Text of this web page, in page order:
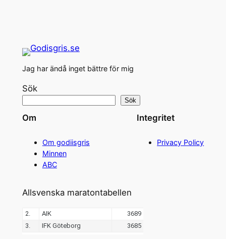
Jag har ändå inget bättre för mig
Sök
Sök
Om
Om godiisgris
Minnen
ABC
Integritet
Privacy Policy
Allsvenska maratontabellen